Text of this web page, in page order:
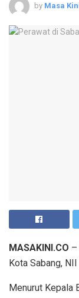
by Masa
MASAKINI.CO –
Kota Sabang,
Menurut Kepala